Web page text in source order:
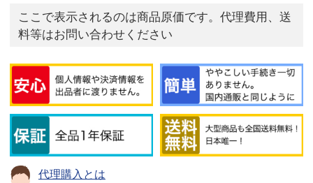
ここで表示されるのは商品原価です。代理費用、送
料等はお問い合わせください
代理購入とは